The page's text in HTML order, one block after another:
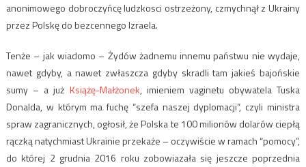
anonimowego dobroczyńcę ludzkosci ostrzeżony, czmychnął z Ukrainy
przez Polskę do bezcennego Izraela.
Tenże – jak wiadomo – Żydów żadnemu innemu państwu nie wydaje,
nawet gdyby, a nawet zwłaszcza gdyby skradli tam jakieś bajońskie
sumy – a już Książę-Małżonek, imieniem vaginetu obywatela Tuska
Donalda, w którym ma fuchę “szefa naszej dyplomacji”, czyli ministra
spraw zagranicznych, ogłosił, że Polska te 100 milionów dolarów ciepłą
rączką natychmiast Ukrainie przekaże – oczywiście w ramach “pomocy”,
do której 2 grudnia 2016 roku zobowiazała się jeszcze poprzednia